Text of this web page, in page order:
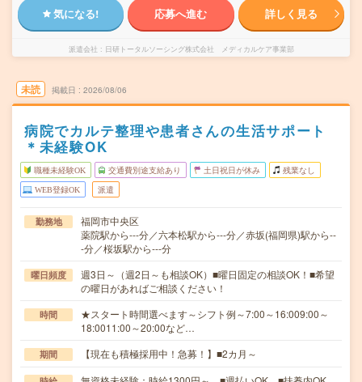
気になる! 応募へ進む 詳しく見る
派遣会社 日研トータルソーシング株式会社 メディカルケア事業部
未読 掲載日 2026/08/06
病院でカルテ整理や患者さんの生活サポート
＊未経験OK
職種未経験OK 交通費別途支給あり 土日祝日が休み 残業なし
WEB登録OK 派遣
勤務地
福岡市中央区
薬院駅から---分／六本松駅から---分／赤坂(福岡県)駅から--
-分／桜坂駅から---分
曜日頻度
週3日～（週2日～も相談OK）■曜日固定の相談OK！■希望
の曜日があればご相談ください！
時間
★スタート時間選べます～シフト例～7:00～16:009:00～
18:0011:00～20:00など…
期間 【現在も積極採用中！急募！】■2カ月～